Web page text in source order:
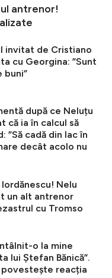
antrenor!
invitat de Cristiano
cu Georgina: ”Sunt
după ce Neluțu
că ia în calcul să
”Să cadă din lac în
decât acolo nu
Iordănescu! Nelu
un alt antrenor
cu Tromso
o la mine
lui Ștefan Bănică”.
reacția